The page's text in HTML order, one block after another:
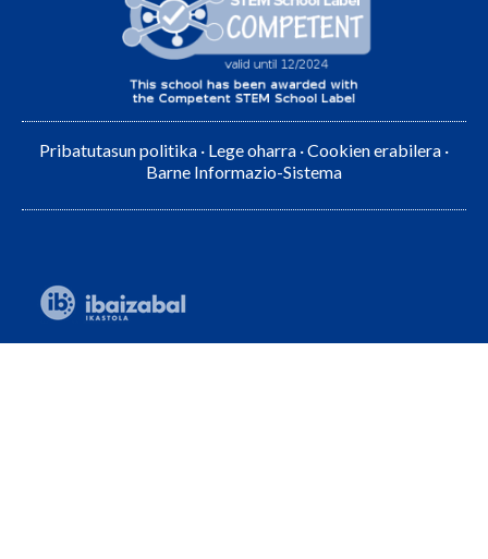
Pribatutasun politika · Lege oharra ·Cookien erabilera ·
Barne Informazio-Sistema